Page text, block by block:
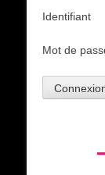
Identifiant
Mot de